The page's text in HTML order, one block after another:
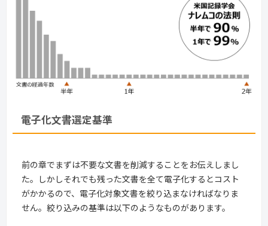
電子化文書選定基準
前の章でまずは不要な文書を削減することをお伝えしまし
た。しかしそれでも残った文書を全て電子化するとコスト
がかかるので、電子化対象文書を絞り込まなければなりま
せん。絞り込みの基準は以下のようなものがあります。